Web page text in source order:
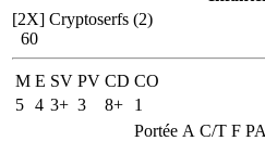
[2X] Cryptoserfs (2)
60
M E SV PV CD CO
5 4 3+ 3 8+
1
Portée A C/T F PA